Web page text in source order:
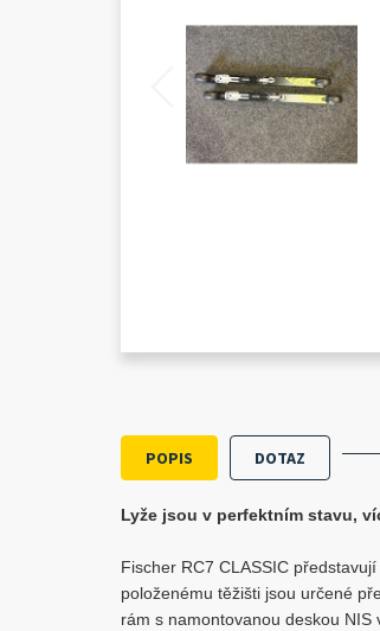
POPIS DOTAZ
Lyže jsou v perfektním stavu,
Fischer RC7 CLASSIC
položenému těžišti jsou určené
rám s namontovanou deskou